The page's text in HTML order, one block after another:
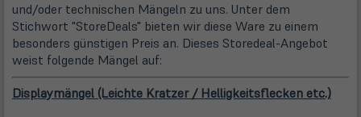
und/oder technischen Mängeln zu uns. Unter dem
Stichwort "StoreDeals" bieten wir diese Ware zu einem
besonders günstigen Preis an. Dieses Storedeal-Angebot
weist folgende Mängel auf:
Displaymängel (Leichte Kratzer / Helligkeitsflecken etc.)